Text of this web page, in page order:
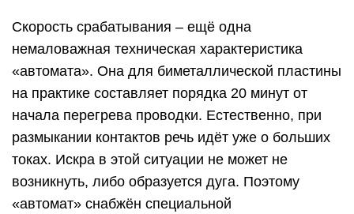
Скорость срабатывания – ещё одна
немаловажная техническая характеристика
«автомата». Она для биметаллической пластины
на практике составляет порядка 20 минут от
начала перегрева проводки. Естественно, при
размыкании контактов речь идёт уже о больших
токах. Искра в этой ситуации не может не
возникнуть, либо образуется дуга. Поэтому
«автомат» снабжён специальной